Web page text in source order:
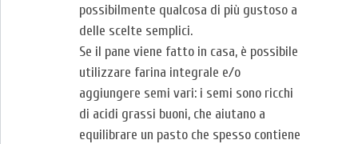
possibilmente qualcosa di più gustoso a
delle scelte semplici.
Se il pane viene fatto in casa, è possibile
utilizzare farina integrale e/o
aggiungere semi vari: i semi sono ricchi
di acidi grassi buoni, che aiutano a
equilibrare un pasto che spesso contiene